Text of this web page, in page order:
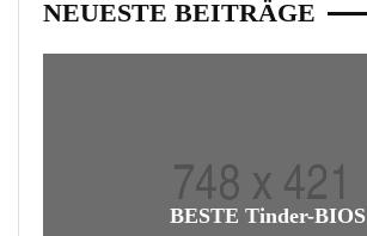
NEUESTE BEITRÄGE
BESTE Tinder-BIOS